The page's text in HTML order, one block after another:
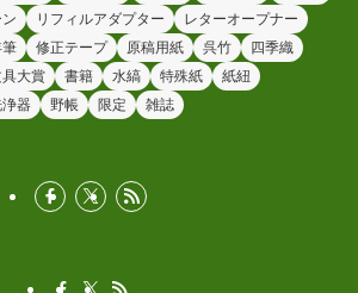
リフィルアダプター
レターオープナー
修正テープ 原稿用紙 呉竹
四季織
具大賞 書籍 水縞 特殊紙
紙紐
器 野帳 限定 雑誌